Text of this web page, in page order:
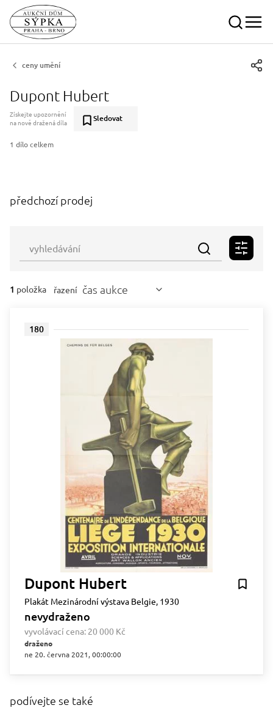
ceny umění
Dupont Hubert
Získejte upozornění
na nově dražená díla
Sledovat
1 dílo celkem
předchozí prodej
1 položka řazení čas aukce
180
Dupont Hubert
Plakát Mezinárodní výstava Belgie, 1930
nevydraženo
vyvolávací cena: 20 000 Kč
draženo
ne 20. června 2021, 00:00:00
podívejte se také